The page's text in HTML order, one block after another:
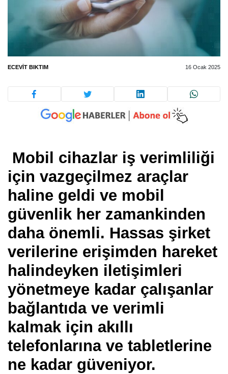
ECEVIT BIKTIM 16 Ocak 2025
Mobil cihazlar iş verimliliği
için vazgeçilmez araçlar
haline geldi ve mobil
güvenlik her zamankinden
daha önemli. Hassas şirket
verilerine erişimden hareket
halindeyken iletişimleri
yönetmeye kadar çalışanlar
bağlantıda ve verimli
kalmak için akıllı
telefonlarına ve tabletlerine
ne kadar güveniyor.